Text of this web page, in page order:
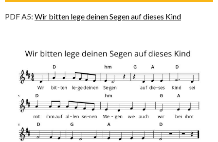
PDF A5: Wir bitten lege deinen Segen auf dieses Kind